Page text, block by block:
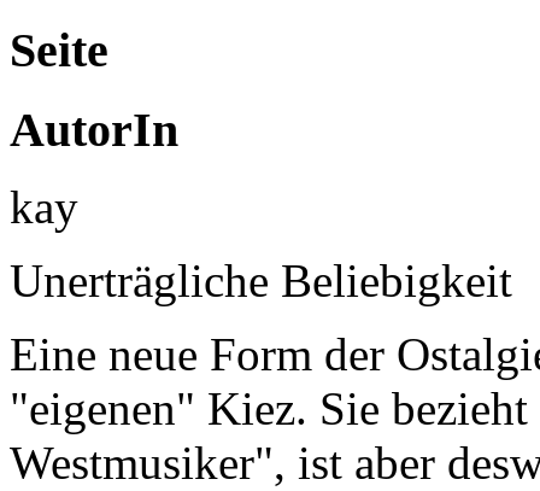
Seite
AutorIn
kay
Unerträgliche Beliebigkeit
Eine neue Form der
"eigenen" Kiez. Sie
Westmusiker", ist aber